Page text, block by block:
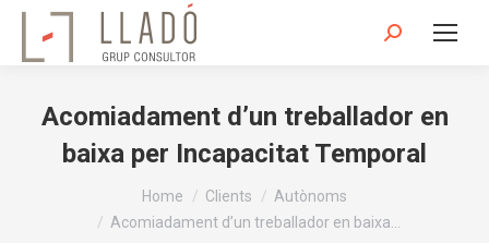
Search:
Acomiadament d’un treballador en
baixa per Incapacitat Temporal
Home Clients
Autònoms
Acomiadament d’un treballador en baixa…